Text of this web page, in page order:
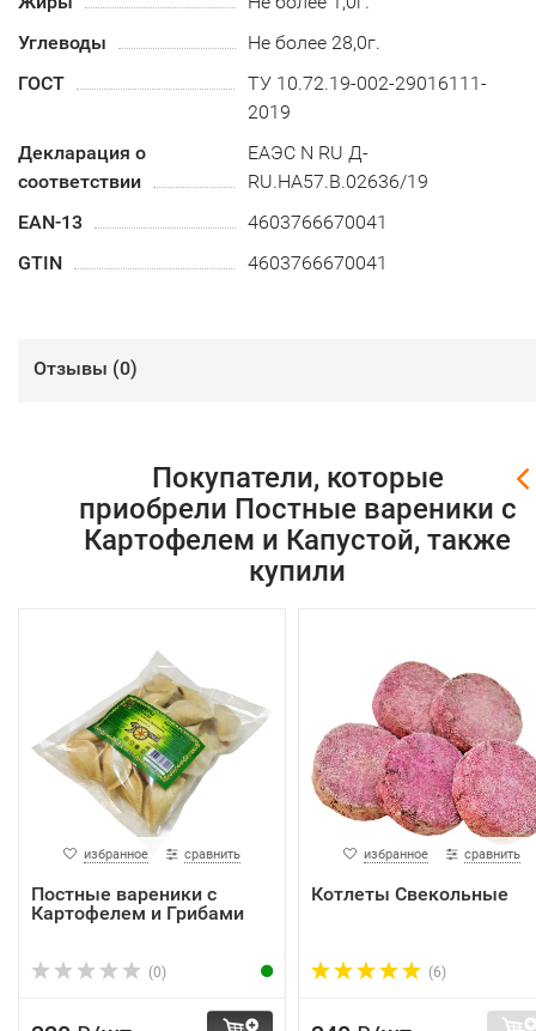
Углеводы
Не более 28,0г.
ГОСТ
ТУ 10.72.19-002-29016111-
2019
Декларация о
соответствии
ЕАЭС N RU Д-
RU.HA57.B.02636/19
EAN-13
4603766670041
GTIN
4603766670041
Отзывы (0)
Покупатели, которые
приобрели Постные вареники с
Картофелем и Капустой, также
купили
избранное сравнить
Постные вареники с
Картофелем и Грибами
(0)
избранное сравнить
Котлеты Свекольные
(6)